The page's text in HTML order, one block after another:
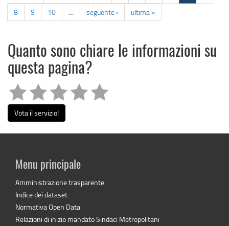
8
9 10 … seguente › ultima »
Quanto sono chiare le informazioni su
questa pagina?
Vota il servizio!
Menu principale
Amministrazione trasparente
Indice dei dataset
Normativa Open Data
Relazioni di inizio mandato Sindaci Metropolitani